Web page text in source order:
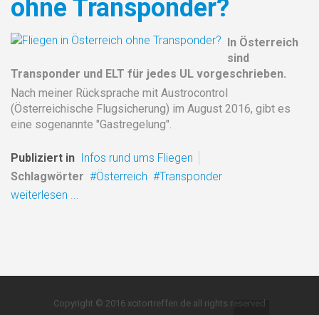
ohne Transponder?
In Österreich
sind
Transponder und ELT für jedes UL vorgeschrieben.
Nach meiner Rücksprache mit Austrocontrol
(Österreichische Flugsicherung) im August 2016, gibt es
eine sogenannte "Gastregelung".
Publiziert in Infos rund ums Fliegen
Schlagwörter
Österreich
Transponder
weiterlesen ...
Copyright © 2016 xcitortreffen.de all rights reserved